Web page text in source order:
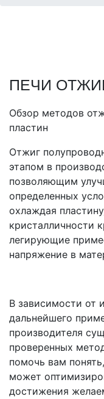
ПЕЧИ
Обзор методов
пластин
Отжиг
этапом в
позволяющим
определенных
охлаждая
кристалличности
легирующие
напряжение в
В зависимости от
дальнейшего
производителя
проверенных
помочь вам
может
достижения